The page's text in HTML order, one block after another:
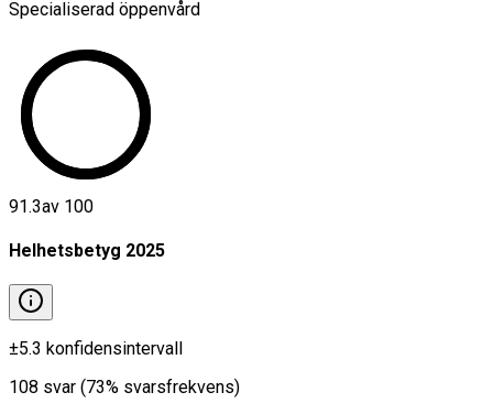
Specialiserad öppenvård
91.3av 100
Helhetsbetyg 2025
±5.3 konfidensintervall
108 svar (73% svarsfrekvens)